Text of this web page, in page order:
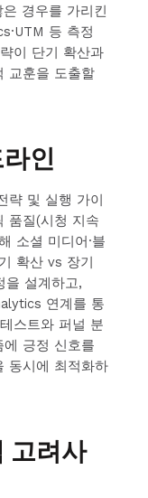
경우를 가리킨
등 측정
이 단기 확산과
교훈을 도출할
인
략 및 실행 가이
품질(시청 지속
소셜 미디어·블
확산 vs 장기
을 설계하고,
연계를 통
스트와 퍼널 분
긍정 신호를
동시에 최적화하
고려사